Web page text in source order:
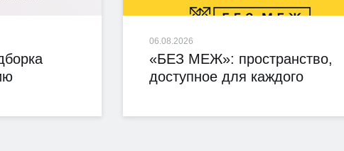
06.08.2026
«БЕЗ МЕЖ»: пространство,
доступное для каждого